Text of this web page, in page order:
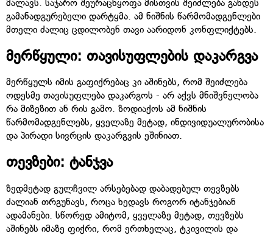
მალავს. საჯარო შეურაცხყოფა მისთვის შეიძლება გახდეს
გამანადგურებელი დარტყმა. ამ ნიშნის წარმომადგენლები
მთელი ძალიც ცდილობენ თავი აარიდონ კონფლიქტებს.
მერწყული: თავისუფლების დაკარგვა
მერწყულს იმის გაფიქრებაც კი აშინებს, რომ შეიძლება
ოდესმე თავისუფლება დაკარგოს - არ აქვს მნიშვნელობა
რა მიზეზით ან რის გამო. ზოდიაქოს ამ ნიშნის
წარმომადგენლებს, ყველაზე მეტად, ინდივიდუალურობისა
და პირადი სივრცის დაკარგვის ეშინიათ.
თევზები: ტანჯვა
ზედმეტად გულჩვილ არსებებად დაბადებულ თევზებს
ძალიან თრგუნავს, როცა ხედავს როგორ იტანჯებიან
ადამანები. სწორედ ამიტომ, ყველაზე მეტად, თევზებს
აშინებს იმაზე ფიქრი, რომ ერთხელაც, ტკივილის და